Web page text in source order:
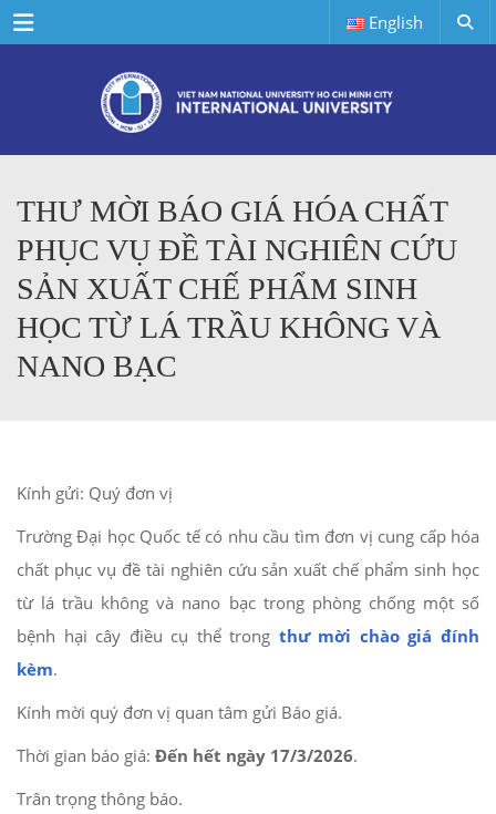
Menu English
THƯ MỜI BÁO GIÁ HÓA CHẤT
PHỤC VỤ ĐỀ TÀI NGHIÊN CỨU
SẢN XUẤT CHẾ PHẨM SINH
HỌC TỪ LÁ TRẦU KHÔNG VÀ
NANO BẠC
Kính gửi: Quý đơn vị
Trường Đại học Quốc tế có nhu cầu tìm đơn vị cung cấp hóa
chất phục vụ đề tài nghiên cứu sản xuất chế phẩm sinh học
từ lá trầu không và nano bạc trong phòng chống một số
bệnh hại cây điều cụ thể trong thư mời chào giá đính
kèm.
Kính mời quý đơn vị quan tâm gửi Báo giá.
Thời gian báo giá: Đến hết ngày 17/3/2026.
Trân trọng thông báo.